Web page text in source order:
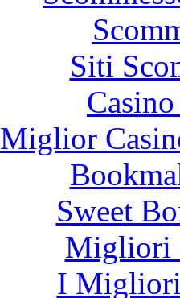
Siti
Miglior
Sweet
Migliori
I